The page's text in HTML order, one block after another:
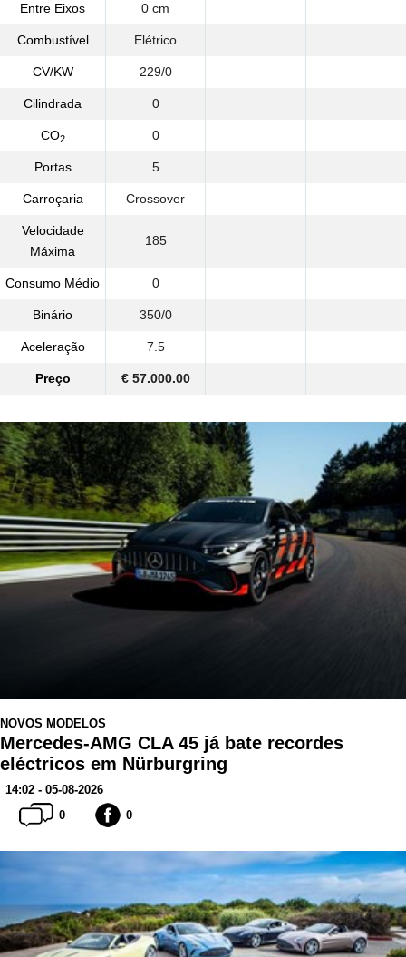
Entre Eixos 0 cm
Combustível Elétrico
CV/KW 229/0
Cilindrada 0
CO2 0
Portas 5
Carroçaria Crossover
Velocidade
Máxima
185
Consumo Médio 0
Binário 350/0
Aceleração 7.5
Preço € 57.000.00
NOVOS MODELOS
Mercedes-AMG CLA 45 já bate recordes
eléctricos em Nürburgring
14:02 - 05-08-2026
0
0